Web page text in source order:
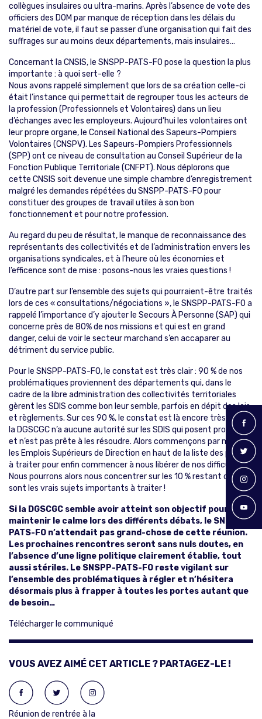
collègues insulaires ou ultra-marins. Après l’absence de vote des
officiers des DOM par manque de réception dans les délais du
matériel de vote, il faut se passer d’une organisation qui fait des
suffrages sur au moins deux départements, mais insulaires…
Concernant la CNSIS, le SNSPP-PATS-FO pose la question la plus
importante : à quoi sert-elle ?
Nous avons rappelé simplement que lors de sa création celle-ci
était l’instance qui permettait de regrouper tous les acteurs de
la profession (Professionnels et Volontaires) dans un lieu
d’échanges avec les employeurs. Aujourd’hui les volontaires ont
leur propre organe, le Conseil National des Sapeurs-Pompiers
Volontaires (CNSPV). Les Sapeurs-Pompiers Professionnels
(SPP) ont ce niveau de consultation au Conseil Supérieur de la
Fonction Publique Territoriale (CNFPT). Nous déplorons que
cette CNSIS soit devenue une simple chambre d’enregistrement
malgré les demandes répétées du SNSPP-PATS-FO pour
constituer des groupes de travail utiles à son bon
fonctionnement et pour notre profession.
Au regard du peu de résultat, le manque de reconnaissance des
représentants des collectivités et de l’administration envers les
organisations syndicales, et à l’heure où les économies et
l’efficence sont de mise : posons-nous les vraies questions !
D’autre part sur l’ensemble des sujets qui pourraient-être traités
lors de ces « consultations/négociations », le SNSPP-PATS-FO a
rappelé l’importance d’y ajouter le Secours À Personne (SAP) qui
concerne près de 80% de nos missions et qui est en grand
danger, celui de voir le secteur marchand s’en accaparer au
détriment du service public.
Pour le SNSPP-PATS-FO, le constat est très clair : 90 % de nos
problématiques proviennent des départements qui, dans le
cadre de la libre administration des collectivités territoriales
gèrent les SDIS comme bon leur semble, parfois en dépit des lois
et règlements. Sur ces 90 %, le constat est là encore très facile :
la DGSCGC n’a aucune autorité sur les SDIS qui posent problème
et n’est pas prête à les résoudre. Alors commençons par mettre
les Emplois Supérieurs de Direction en haut de la liste des points
à traiter pour enfin commencer à nous libérer de nos difficultés.
Nous pourrons alors nous concentrer sur les 10 % restant qui
sont les vrais sujets importants à traiter !
Si la DGSCGC semble avoir atteint son objectif pour
maintenir le calme lors des différents débats, le SNSPP-
PATS-FO n’attendait pas grand-chose de cette réunion.
Les prochaines rencontres seront sans nuls doutes, en
l’absence d’une ligne politique clairement établie, tout
aussi stériles. Le SNSPP-PATS-FO reste vigilant sur
l’ensemble des problématiques à régler et n’hésitera
désormais plus à frapper à toutes les portes autant que
de besoin…
Télécharger le communiqué
VOUS AVEZ AIMÉ CET ARTICLE ? PARTAGEZ-LE !
Réunion de rentrée à la